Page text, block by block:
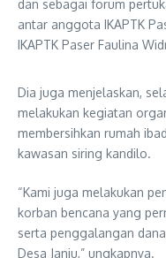
dan sebagai forum
antar anggota IKAPTK
IKAPTK Paser Faulina
Dia juga menjelaskan,
melakukan kegiatan
membersihkan rumah
kawasan siring kandilo.
“Kami juga melakukan
korban bencana yang
serta penggalangan
Desa Janju,” ungkapnya.